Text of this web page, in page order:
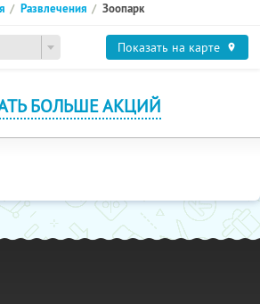
Развлечения Зоопарк
Показать на карте
БОЛЬШЕ АКЦИЙ